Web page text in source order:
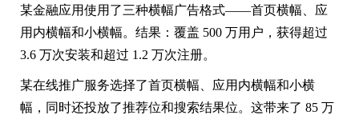
某金融应用使用了三种横幅广告格式——首页横幅、应
用内横幅和小横幅。结果：覆盖 500 万用户，获得超过
3.6 万次安装和超过 1.2 万次注册。
某在线推广服务选择了首页横幅、应用内横幅和小横
幅，同时还投放了推荐位和搜索结果位。这带来了 85 万